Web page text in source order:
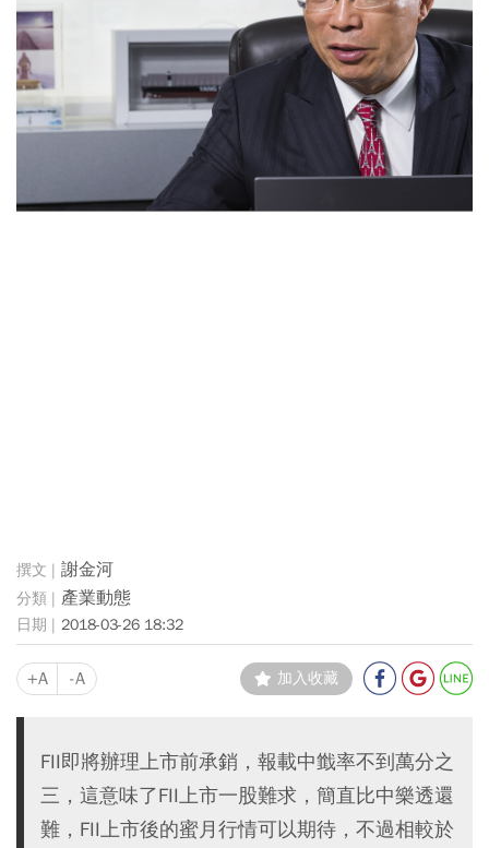
謝金河
產業動態
2018-03-26 18:32
+A -A 加入收藏
FII即將辦理上市前承銷，報載中韱率不到萬分之
三，這意味了FII上市一股難求，簡直比中樂透還
難，FII上市後的蜜月行情可以期待，不過相較於